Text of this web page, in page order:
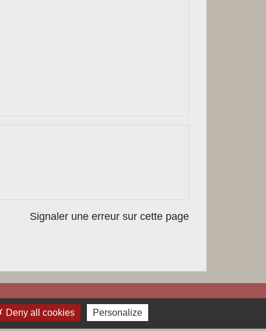
Signaler une erreur sur cette page
Labels
Deny all cookies Personalize